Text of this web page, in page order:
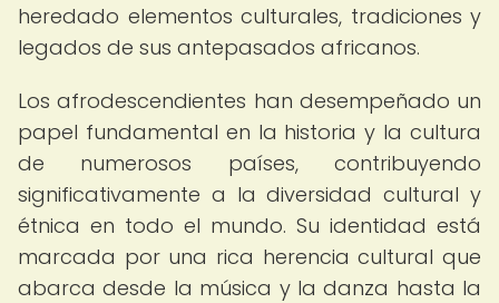
heredado elementos culturales, tradiciones y
legados de sus antepasados africanos.
Los afrodescendientes han desempeñado un
papel fundamental en la historia y la cultura
de numerosos países, contribuyendo
significativamente a la diversidad cultural y
étnica en todo el mundo. Su identidad está
marcada por una rica herencia cultural que
abarca desde la música y la danza hasta la